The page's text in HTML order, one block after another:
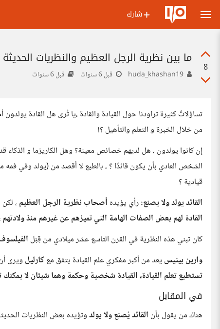
شارك
8
ما بين نظرية الرجل العظيم والنظريات
قبل 6 سنوات قبل 6 سنوات
تساؤلاتٌ كثيرة تراودنا حول القيادة والقادة ،يا تُرى هل القادة
من خلال الخبرة و التعلم والتأهيل ؟!
إن كانوا يولدون ، هل لديهم خصائص معينة؟ وهل الكاريزما و
الشخص العادي بأن يكون قائدًا ؟ ، بالطبع لا أقصد من (يولد وفي
قيادية ؟
القائد يولد ولا يصنع:رأي يؤيده أصحاب نظرية الرجل العظيم ،
القادة لهم بعض الصفات الهامة التي تميزهم عن غيرهم منذ
كان تبني هذه النظرية في القرن التاسع عشر ميلادي من قِبَل
وارين بينيس يعد من أكبر مفكري علم القيادة يتفق معكارليل ويرى
تستطيع تعلم القيادة، القيادة شخصية وحكمة وهما شيئان لا يمكنك
في المقابل
هناك من يقول بأن القائد يُصنع ولا يولدوتؤيده بعض النظريات